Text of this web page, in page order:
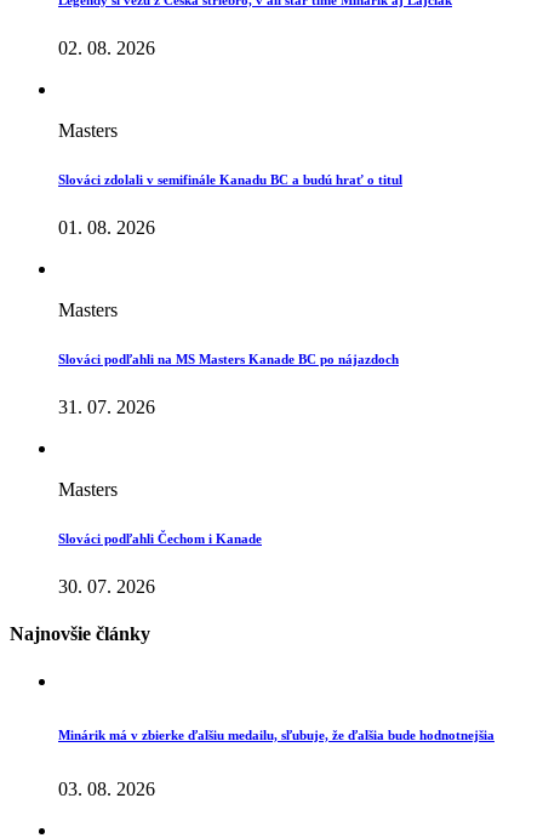
02. 08. 2026
Masters
Slováci zdolali v semifinále Kanadu BC a budú hrať o titul
01. 08. 2026
Masters
Slováci podľahli na MS Masters Kanade BC po nájazdoch
31. 07. 2026
Masters
Slováci podľahli Čechom i Kanade
30. 07. 2026
Najnovšie články
Minárik má v zbierke ďalšiu medailu, sľubuje, že ďalšia bude hodnotnejšia
03. 08. 2026